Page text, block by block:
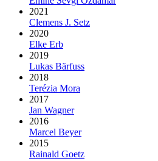
2021
Clemens J. Setz
2020
Elke Erb
2019
Lukas Bärfuss
2018
Terézia Mora
2017
Jan Wagner
2016
Marcel Beyer
2015
Rainald Goetz